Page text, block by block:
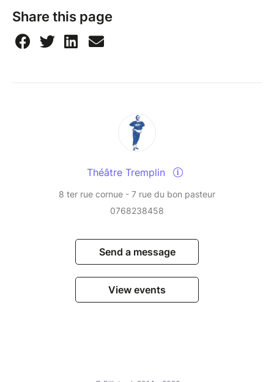
Share this page
Théâtre Tremplin
8 ter rue cornue - 7 rue du bon pasteur
0768238458
Send a message
View events